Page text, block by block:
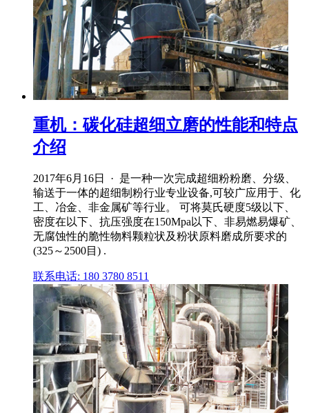
重机：碳化硅超细立磨的性能和特点
介绍
2017年6月16日 · 是一种一次完成超细粉粉磨、分级、
输送于一体的超细制粉行业专业设备,可较广应用于、化
工、冶金、非金属矿等行业。 可将莫氏硬度5级以下、
密度在以下、抗压强度在150Mpa以下、非易燃易爆矿、
无腐蚀性的脆性物料颗粒状及粉状原料磨成所要求的
(325～2500目) .
联系电话: 180 3780 8511